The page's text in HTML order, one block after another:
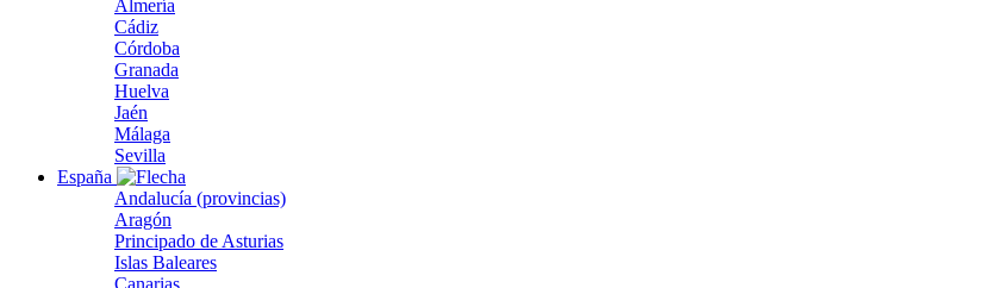
Almería
Cádiz
Córdoba
Granada
Huelva
Jaén
Málaga
Sevilla
España
Andalucía (provincias)
Aragón
Principado de Asturias
Islas Baleares